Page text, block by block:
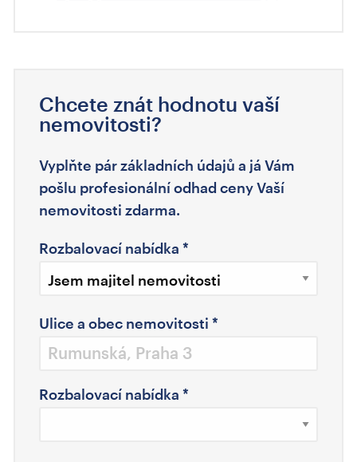
Chcete znát hodnotu vaší
nemovitosti?
Vyplňte pár základních údajů a já Vám
pošlu profesionální odhad ceny Vaší
nemovitosti zdarma.
Rozbalovací nabídka *
Ulice a obec nemovitosti *
Rozbalovací nabídka *